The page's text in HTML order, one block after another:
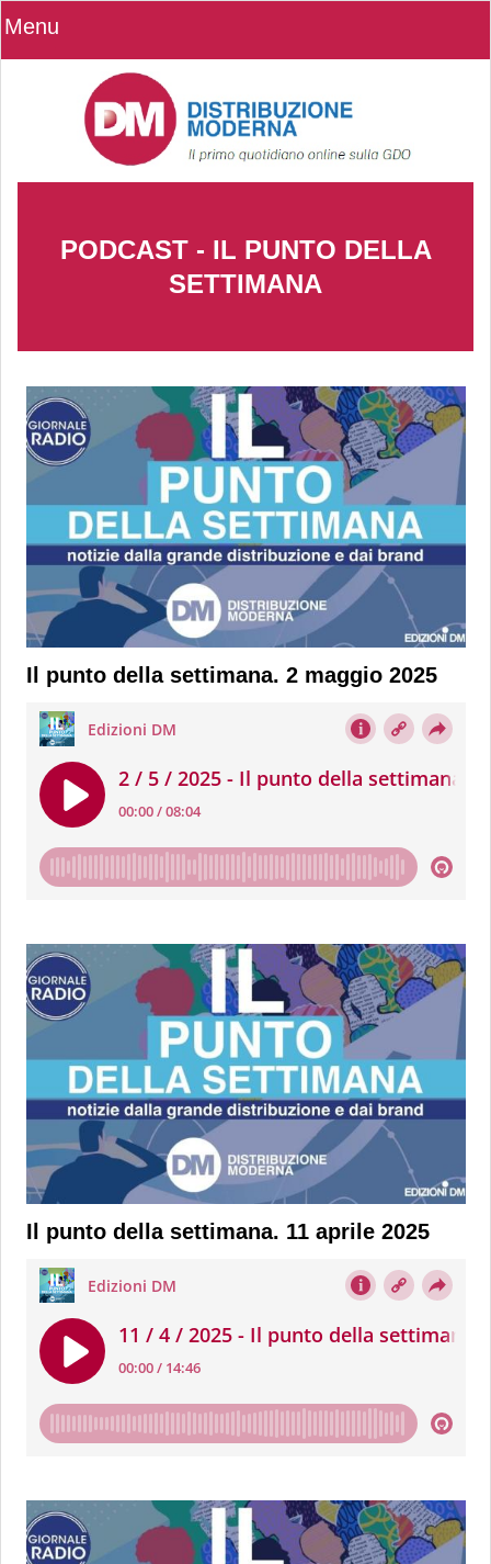
Menu
PODCAST - IL PUNTO DELLA
SETTIMANA
Il punto della settimana. 2 maggio 2025
Il punto della settimana. 11 aprile 2025